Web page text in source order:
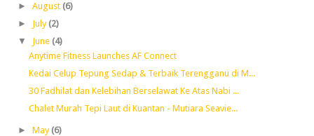
► August (6)
► July (2)
▼ June (4)
Anytime Fitness Launches AF Connect
Kedai Celup Tepung Sedap & Terbaik Terengganu di M...
30 Fadhilat dan Kelebihan Berselawat Ke Atas Nabi ...
Chalet Murah Tepi Laut di Kuantan - Mutiara Seavie...
► May (6)